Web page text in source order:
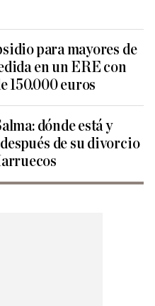
para mayores de
en un ERE con
150.000 euros
dónde está y
de su divorcio